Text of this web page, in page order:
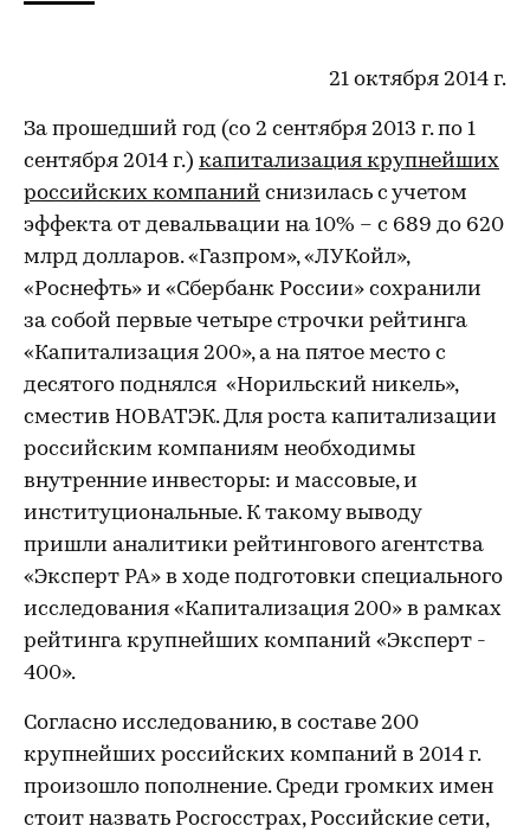
21 октября 2014 г.
За прошедший год (со 2 сентября 2013 г. по 1
сентября 2014 г.) капитализация крупнейших
российских компаний снизилась с учетом
эффекта от девальвации на 10% – с 689 до 620
млрд долларов. «Газпром», «ЛУКойл»,
«Роснефть» и «Сбербанк России» сохранили
за собой первые четыре строчки рейтинга
«Капитализация 200», а на пятое место с
десятого поднялся «Норильский никель»,
сместив НОВАТЭК. Для роста капитализации
российским компаниям необходимы
внутренние инвесторы: и массовые, и
институциональные. К такому выводу
пришли аналитики рейтингового агентства
«Эксперт РА» в ходе подготовки специального
исследования «Капитализация 200» в рамках
рейтинга крупнейших компаний «Эксперт -
400».
Согласно исследованию, в составе 200
крупнейших российских компаний в 2014 г.
произошло пополнение. Среди громких имен
стоит назвать Росгосстрах, Российские сети,